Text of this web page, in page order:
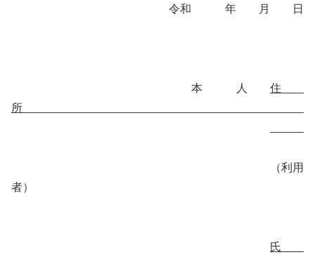
令和 年 月 日
本 人 住
所
（利用
者）
氏